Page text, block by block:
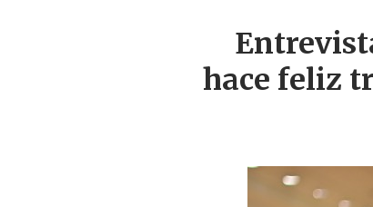
hace feliz